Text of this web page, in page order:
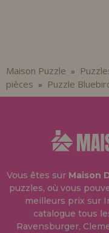
Maison Puzzle »
pièces » Puzzle
Vous êtes sur Maison
puzzles, où vous
meilleurs prix sur
catalogue tous
Ravensburger,